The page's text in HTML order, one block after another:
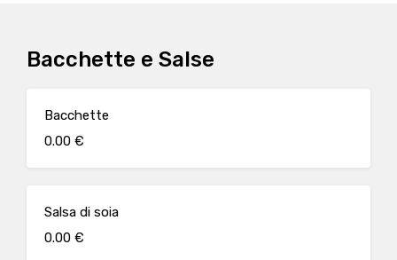
Bacchette e Salse
Bacchette
0.00 €
Salsa di soia
0.00 €